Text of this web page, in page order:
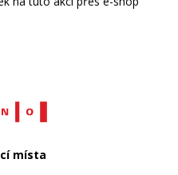
Web
místa